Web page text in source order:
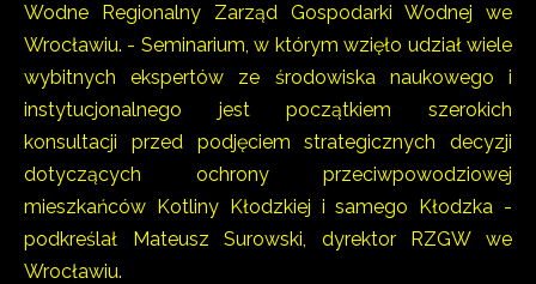
Wodne Regionalny Zarząd Gospodarki Wodnej we
Wrocławiu. - Seminarium, w którym wzięło udział wiele
wybitnych ekspertów ze środowiska naukowego i
instytucjonalnego jest początkiem szerokich
konsultacji przed podjęciem strategicznych decyzji
dotyczących ochrony przeciwpowodziowej
mieszkańców Kotliny Kłodzkiej i samego Kłodzka -
podkreślał Mateusz Surowski, dyrektor RZGW we
Wrocławiu.